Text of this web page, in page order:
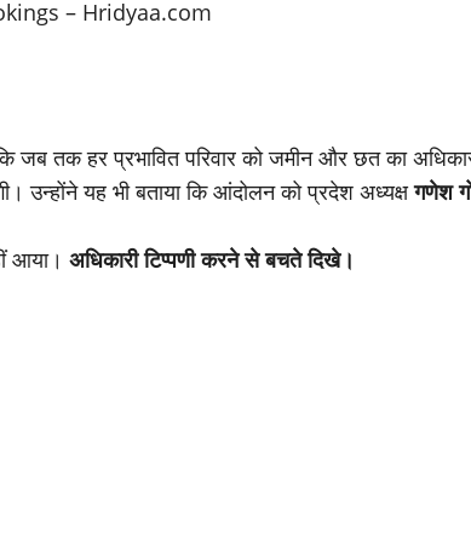
जब तक हर प्रभावित परिवार को जमीन और छत का
उन्होंने यह भी बताया कि आंदोलन को प्रदेश अध्यक्षगणेश
आया। अधिकारी टिप्पणी करने से बचते दिखे।